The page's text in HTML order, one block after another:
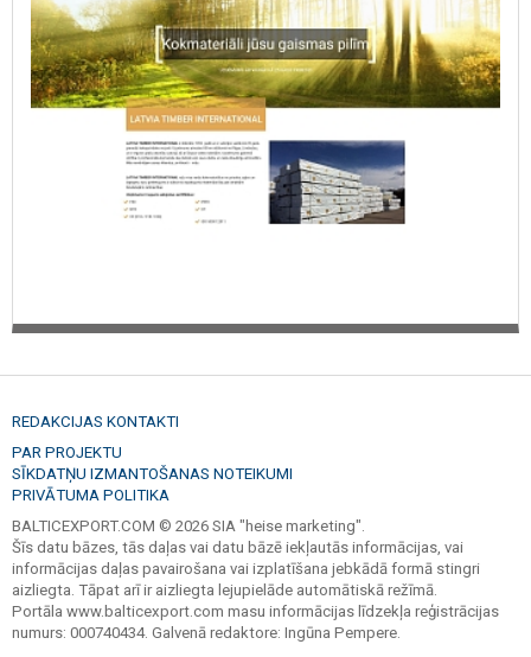
REDAKCIJAS KONTAKTI
PAR PROJEKTU
SĪKDATŅU IZMANTOŠANAS NOTEIKUMI
PRIVĀTUMA POLITIKA
BALTICEXPORT.COM © 2026 SIA "heise marketing".
Šīs datu bāzes, tās daļas vai datu bāzē iekļautās informācijas, vai
informācijas daļas pavairošana vai izplatīšana jebkādā formā stingri
aizliegta. Tāpat arī ir aizliegta lejupielāde automātiskā režīmā.
Portāla www.balticexport.com masu informācijas līdzekļa reģistrācijas
numurs: 000740434. Galvenā redaktore: Ingūna Pempere.